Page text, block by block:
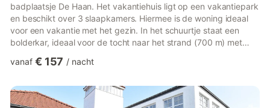
badplaatsje De Haan. Het vakantiehuis ligt op een vakantiepark
en beschikt over 3 slaapkamers. Hiermee is de woning ideaal
voor een vakantie met het gezin. In het schuurtje staat een
bolderkar, ideaal voor de tocht naar het strand (700 m) met
de zee te beleven in combinatie met een stad als Oostende of
kan je diverse badplaatsen langs de Belgische kust bezoeken.
Daarnaast leent de omgeving zich ook goe...
vanaf € 157 / nacht